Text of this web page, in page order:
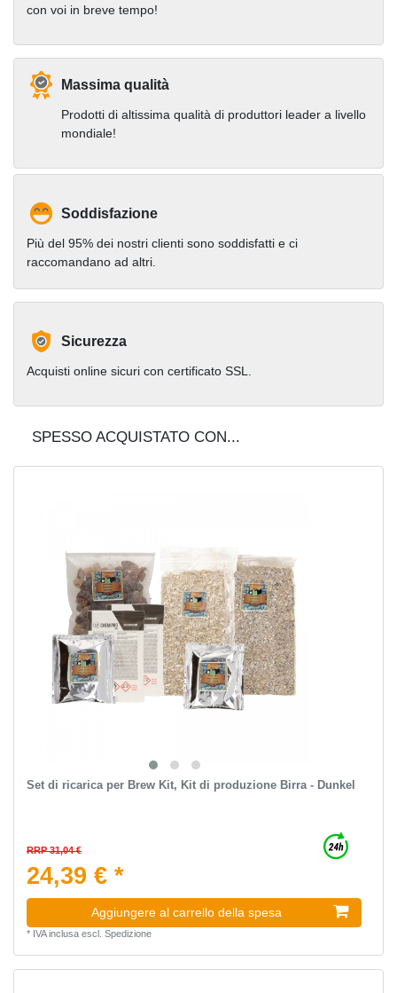
con voi in breve tempo!
Massima qualità
Prodotti di altissima qualità di produttori leader a livello
mondiale!
Soddisfazione
Più del 95% dei nostri clienti sono soddisfatti e ci
raccomandano ad altri.
Sicurezza
Acquisti online sicuri con certificato SSL.
SPESSO ACQUISTATO CON...
Set di ricarica per Brew Kit, Kit di produzione Birra - Dunkel
RRP 31,04 €
24,39 € *
Aggiungere al carrello della spesa
* IVA inclusaescl. Spedizione